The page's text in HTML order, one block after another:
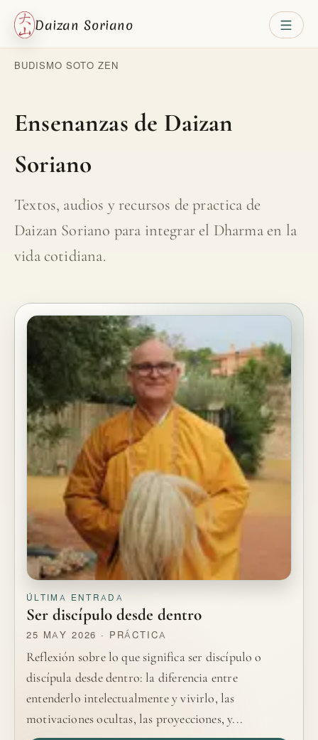
Daizan Soriano
BUDISMO SOTO ZEN
Ensenanzas de Daizan
Soriano
Textos, audios y recursos de practica de
Daizan Soriano para integrar el Dharma en la
vida cotidiana.
ÚLTIMA ENTRADA
Ser discípulo desde dentro
25 MAY 2026 · PRÁCTICA
Reflexión sobre lo que significa ser discípulo o
discípula desde dentro: la diferencia entre
entenderlo intelectualmente y vivirlo, las
motivaciones ocultas, las proyecciones, y...